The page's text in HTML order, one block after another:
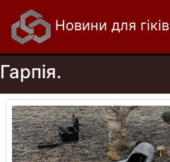
Новини для гіків
Гарпія.